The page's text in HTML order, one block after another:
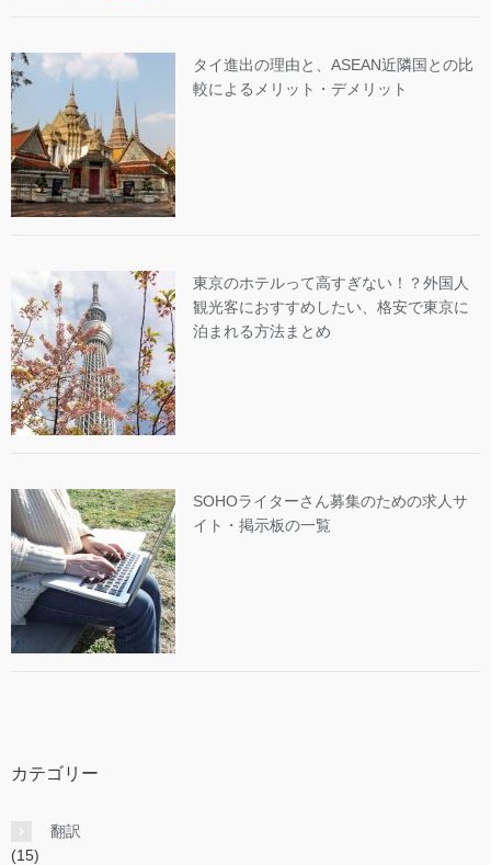
タイ進出の理由と、ASEAN近隣国との比
較によるメリット・デメリット
東京のホテルって高すぎない！？外国人
観光客におすすめしたい、格安で東京に
泊まれる方法まとめ
SOHOライターさん募集のための求人サ
イト・掲示板の一覧
カテゴリー
翻訳
(15)